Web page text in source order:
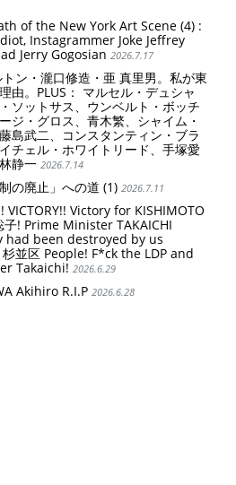
of the New York Art Scene (4) :
Instagrammer Joke Jeffrey
Jerry Gogosian 2026.7.17
ン・瀧口修造・亜 真里男。私が東
由。PLUS： マルセル・デュシャ
ソットサス、ウンベルト・ボッチ
ジ・グロス、青木繁、シャイム・
島武二、コンスタンティン・ブラ
チェル・ホワイトリード、手塚愛
静一 2026.7.14
の廃止」への道 (1) 2026.7.11
VICTORY!! Victory for KISHIMOTO
子! Prime Minister TAKAICHI
had been destroyed by us
並区 People! F*ck the LDP and
Takaichi! 2026.6.29
Akihiro R.I.P 2026.6.28